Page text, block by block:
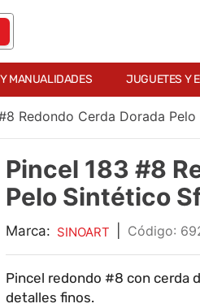
MANUALIDADES JUGUETES Y
Redondo Cerda Dorada
Pincel 183 #8
Pelo Sintético
Marca: SINOART :
Pincel redondo #8 con cerda
detalles finos.